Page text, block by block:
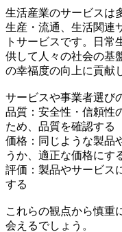
生活産業のサービスは
生産・流通、生活関連
トサービスです。日常
供して人々の社会の基
の幸福度の向上に貢献
サービスや事業者選び
品質：安全性・信頼性
ため、品質を確認する
価格：同じような製品
うか、適正な価格にす
評価：製品やサービス
する
これらの観点から慎重
会えるでしょう。